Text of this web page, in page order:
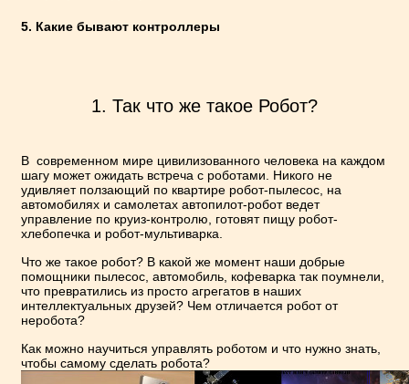
5. Какие бывают контроллеры
1. Так что же такое Робот?
В современном мире цивилизованного человека на каждом
шагу может ожидать встреча с роботами. Никого не
удивляет ползающий по квартире робот-пылесос, на
автомобилях и самолетах автопилот-робот ведет
управление по круиз-контролю, готовят пищу робот-
хлебопечка и робот-мультиварка.
Что же такое робот? В какой же момент наши добрые
помощники пылесос, автомобиль, кофеварка так поумнели,
что превратились из просто агрегатов в наших
интеллектуальных друзей? Чем отличается робот от
неробота?
Как можно научиться управлять роботом и что нужно знать,
чтобы самому сделать робота?